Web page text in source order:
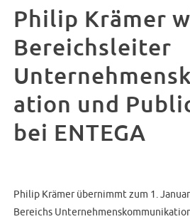
Philip Krämer
Bereichsleiter
ation und
bei ENTEGA
Philip Krämer übernimmt zum 1.
Bereichs